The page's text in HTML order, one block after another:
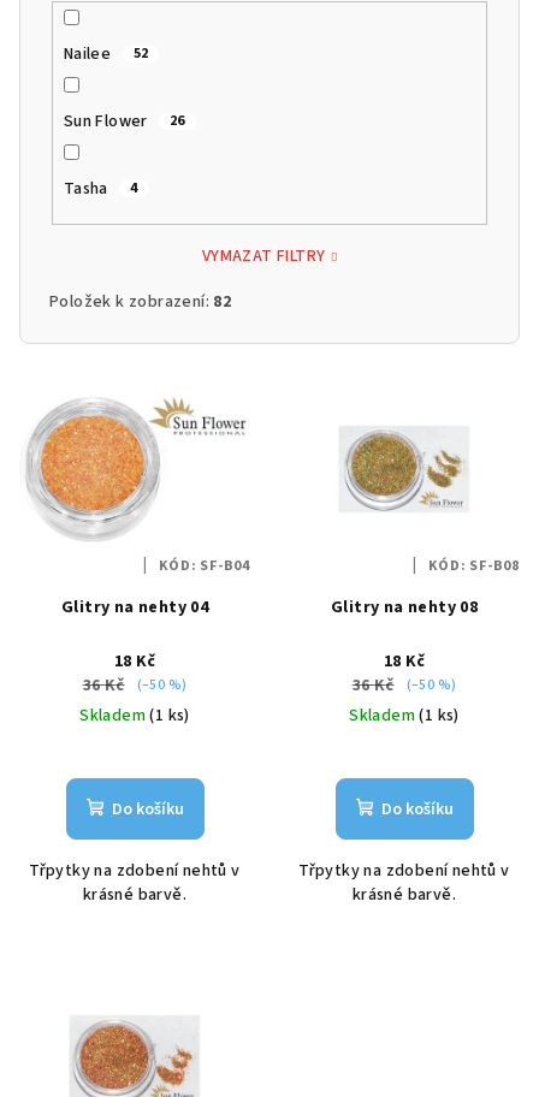
Nailee 52
Sun Flower 26
Tasha 4
VYMAZAT FILTRY
Položek k zobrazení: 82
Glitry na nehty 04
18 Kč
36 Kč
(–50 %)
Skladem(1 ks)
Do košíku
Třpytky na zdobení nehtů v
krásné barvě.
KÓD: SF-B04
Glitry na nehty 08
18 Kč
36 Kč
(–50 %)
Skladem(1 ks)
Do košíku
Třpytky na zdobení nehtů v
krásné barvě.
KÓD: SF-B08